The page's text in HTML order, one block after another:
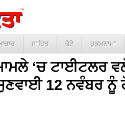
ਸਾਹਿਤ ਫੋਟੋ ਹੁਕਮਨਾਮਾ
‘ਚ ਟਾਈਟਲਰ
12 ਨਵੰਬਰ ਨੂੰ